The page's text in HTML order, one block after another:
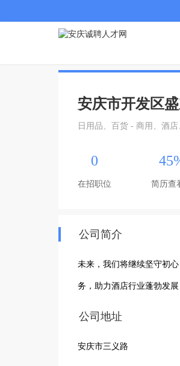
安庆市开发区
日用品、百货 - 商用、酒
0
在招职位 简历查
公司简介
未来，我们将继续坚守初
务，助力酒店行业蓬勃发展
公司地址
安庆市三义路